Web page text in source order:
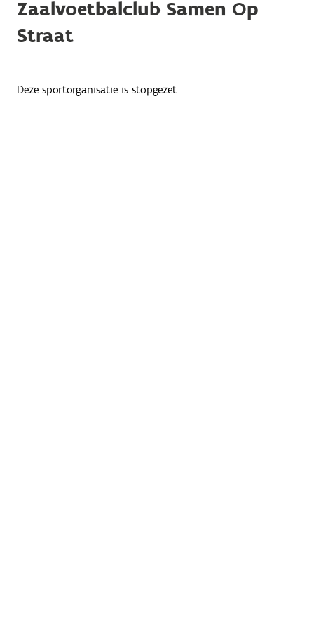
Zaalvoetbalclub Samen Op
Straat
Deze sportorganisatie is stopgezet.